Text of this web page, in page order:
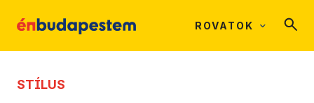
ROVATOK
STÍLUS